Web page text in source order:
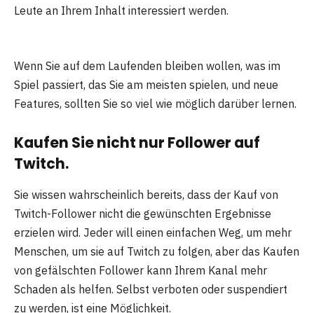
Leute an Ihrem Inhalt interessiert werden.
Wenn Sie auf dem Laufenden bleiben wollen, was im
Spiel passiert, das Sie am meisten spielen, und neue
Features, sollten Sie so viel wie möglich darüber lernen.
Kaufen Sie nicht nur Follower auf
Twitch.
Sie wissen wahrscheinlich bereits, dass der Kauf von
Twitch-Follower nicht die gewünschten Ergebnisse
erzielen wird. Jeder will einen einfachen Weg, um mehr
Menschen, um sie auf Twitch zu folgen, aber das Kaufen
von gefälschten Follower kann Ihrem Kanal mehr
Schaden als helfen. Selbst verboten oder suspendiert
zu werden, ist eine Möglichkeit.